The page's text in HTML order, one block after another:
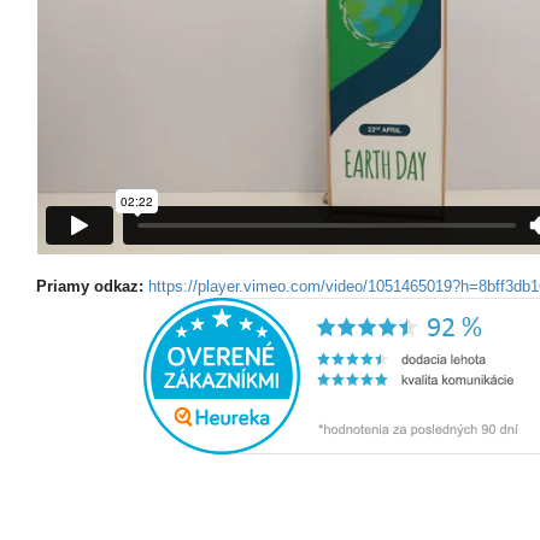
Priamy odkaz: https://player.vimeo.com/video/